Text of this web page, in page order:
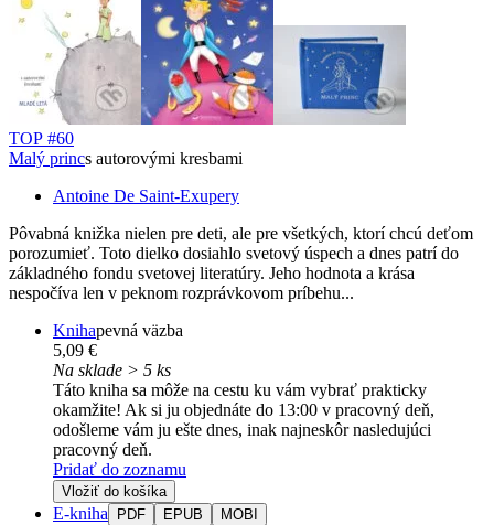
TOP #60
Malý princs autorovými kresbami
Antoine De Saint-Exupery
Pôvabná knižka nielen pre deti, ale pre všetkých, ktorí chcú deťom
porozumieť. Toto dielko dosiahlo svetový úspech a dnes patrí do
základného fondu svetovej literatúry. Jeho hodnota a krása
nespočíva len v peknom rozprávkovom príbehu...
Knihapevná väzba
5,09 €
Na sklade > 5 ks
Táto kniha sa môže na cestu ku vám vybrať prakticky
okamžite! Ak si ju objednáte do 13:00 v pracovný deň,
odošleme vám ju ešte dnes, inak najneskôr nasledujúci
pracovný deň.
Pridať do zoznamu
Vložiť do košíka
E-kniha PDF EPUB MOBI